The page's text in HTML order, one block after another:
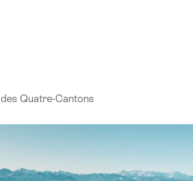
Quatre-Cantons